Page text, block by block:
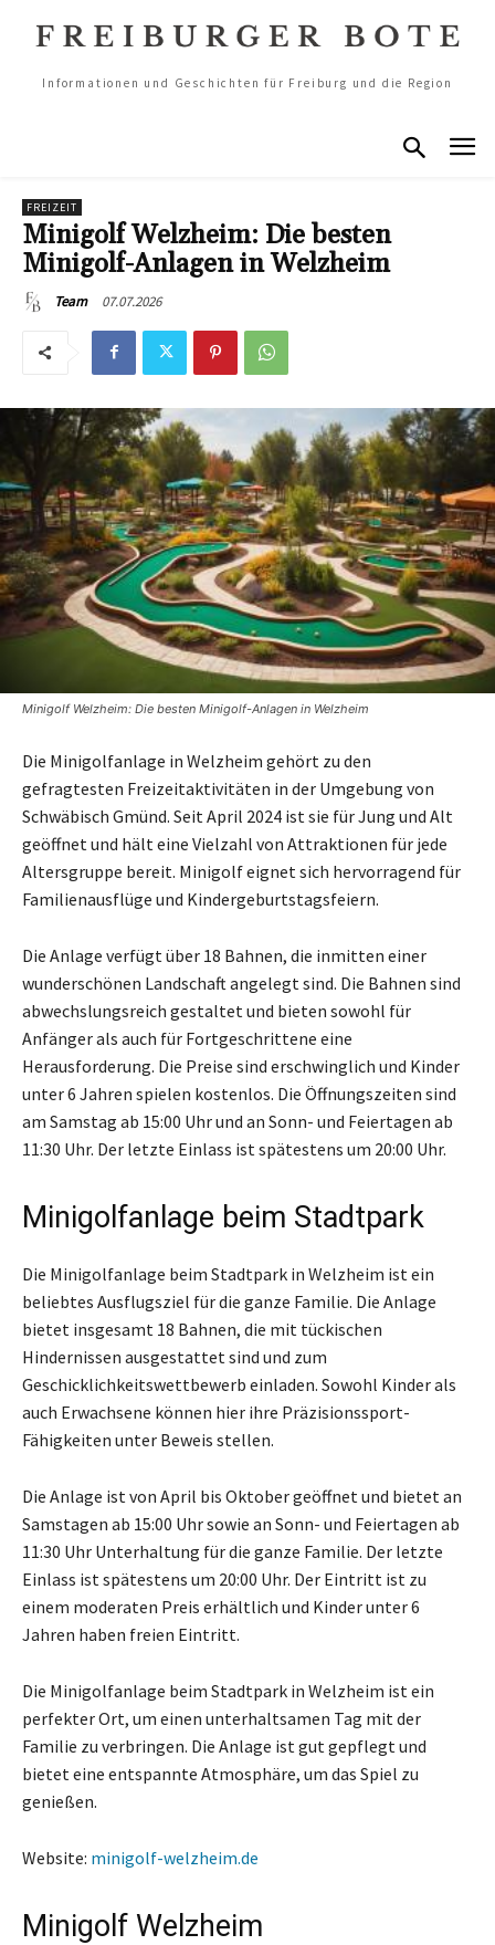
Informationen und Geschichten für Freiburg und die Region
FREIZEIT
Minigolf Welzheim: Die besten
Minigolf-Anlagen in Welzheim
Team 07.07.2026
Minigolf Welzheim: Die besten Minigolf-Anlagen in Welzheim
Die Minigolfanlage in Welzheim gehört zu den
gefragtesten Freizeitaktivitäten in der Umgebung von
Schwäbisch Gmünd. Seit April 2024 ist sie für Jung und Alt
geöffnet und hält eine Vielzahl von Attraktionen für jede
Altersgruppe bereit. Minigolf eignet sich hervorragend für
Familienausflüge und Kindergeburtstagsfeiern.
Die Anlage verfügt über 18 Bahnen, die inmitten einer
wunderschönen Landschaft angelegt sind. Die Bahnen sind
abwechslungsreich gestaltet und bieten sowohl für
Anfänger als auch für Fortgeschrittene eine
Herausforderung. Die Preise sind erschwinglich und Kinder
unter 6 Jahren spielen kostenlos. Die Öffnungszeiten sind
am Samstag ab 15:00 Uhr und an Sonn- und Feiertagen ab
11:30 Uhr. Der letzte Einlass ist spätestens um 20:00 Uhr.
Minigolfanlage beim Stadtpark
Die Minigolfanlage beim Stadtpark in Welzheim ist ein
beliebtes Ausflugsziel für die ganze Familie. Die Anlage
bietet insgesamt 18 Bahnen, die mit tückischen
Hindernissen ausgestattet sind und zum
Geschicklichkeitswettbewerb einladen. Sowohl Kinder als
auch Erwachsene können hier ihre Präzisionssport-
Fähigkeiten unter Beweis stellen.
Die Anlage ist von April bis Oktober geöffnet und bietet an
Samstagen ab 15:00 Uhr sowie an Sonn- und Feiertagen ab
11:30 Uhr Unterhaltung für die ganze Familie. Der letzte
Einlass ist spätestens um 20:00 Uhr. Der Eintritt ist zu
einem moderaten Preis erhältlich und Kinder unter 6
Jahren haben freien Eintritt.
Die Minigolfanlage beim Stadtpark in Welzheim ist ein
perfekter Ort, um einen unterhaltsamen Tag mit der
Familie zu verbringen. Die Anlage ist gut gepflegt und
bietet eine entspannte Atmosphäre, um das Spiel zu
genießen.
Website: minigolf-welzheim.de
Minigolf Welzheim